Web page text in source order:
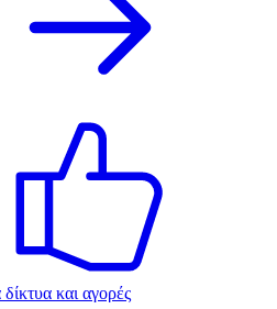
και αγορές